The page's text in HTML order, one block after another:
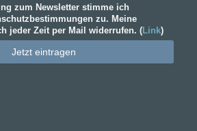
zum Newsletter stimme ich
zu. Meine
jeder Zeit per Mail widerrufen. (Link)